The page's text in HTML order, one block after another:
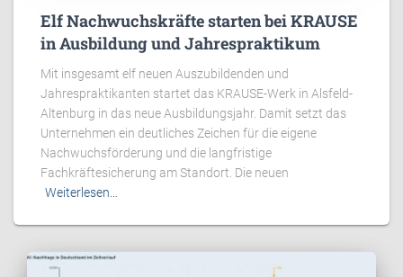
Elf Nachwuchskräfte starten bei KRAUSE
in Ausbildung und Jahrespraktikum
Mit insgesamt elf neuen Auszubildenden und
Jahrespraktikanten startet das KRAUSE-Werk in Alsfeld-
Altenburg in das neue Ausbildungsjahr. Damit setzt das
Unternehmen ein deutliches Zeichen für die eigene
Nachwuchsförderung und die langfristige
Fachkräftesicherung am Standort. Die neuen
Weiterlesen…